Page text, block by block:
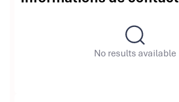
No results available